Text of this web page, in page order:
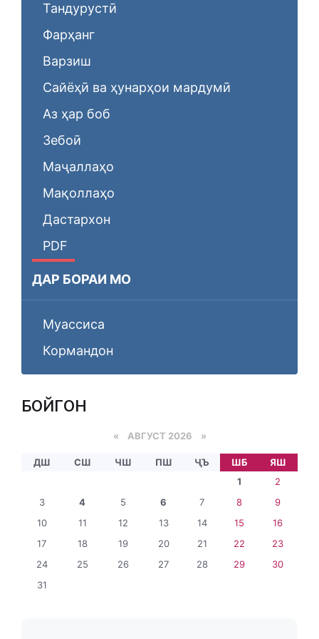
Тандурустӣ
Фарҳанг
Варзиш
Сайёҳӣ ва ҳунарҳои мардумӣ
Аз ҳар боб
Зебоӣ
Маҷаллаҳо
Мақоллаҳо
Дастархон
PDF
ДАР БОРАИ МО
Муассиса
Кормандон
БОЙГОНӢ
« АВГУСТ 2026 »
ДШ СШ ЧШ ПШ ҶЪ ШБ
ЯШ
1
2
3
4 5 6 7 8
9
10
11 12 13 14 15
16
17
18 19 20 21 22
23
24
25 26 27 28 29
30
31